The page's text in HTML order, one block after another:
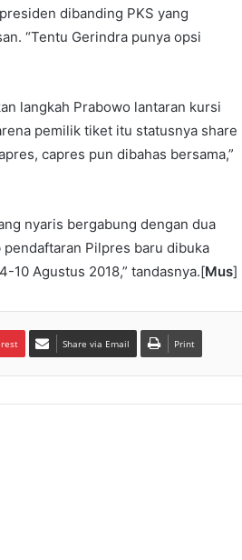
dibanding PKS yang
“Tentu Gerindra punya opsi
langkah Prabowo lantaran kursi
pemilik tiket itu statusnya share
capres pun dibahas bersama,”
nyaris bergabung dengan dua
Pilpres baru dibuka
10 Agustus 2018,” tandasnya.[Mus]
Share via Email Print